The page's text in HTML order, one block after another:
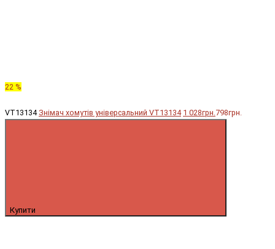
22 %
VT13134 Знімач хомутів універсальний VT13134 1 028грн.798грн.
Купити